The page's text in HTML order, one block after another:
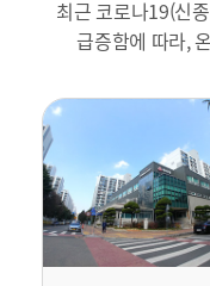
최근 코로나19(신
급증함에 따라,